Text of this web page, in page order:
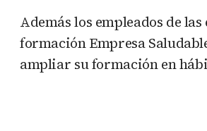
Además los empleados de
formación Empresa
ampliar su formación en